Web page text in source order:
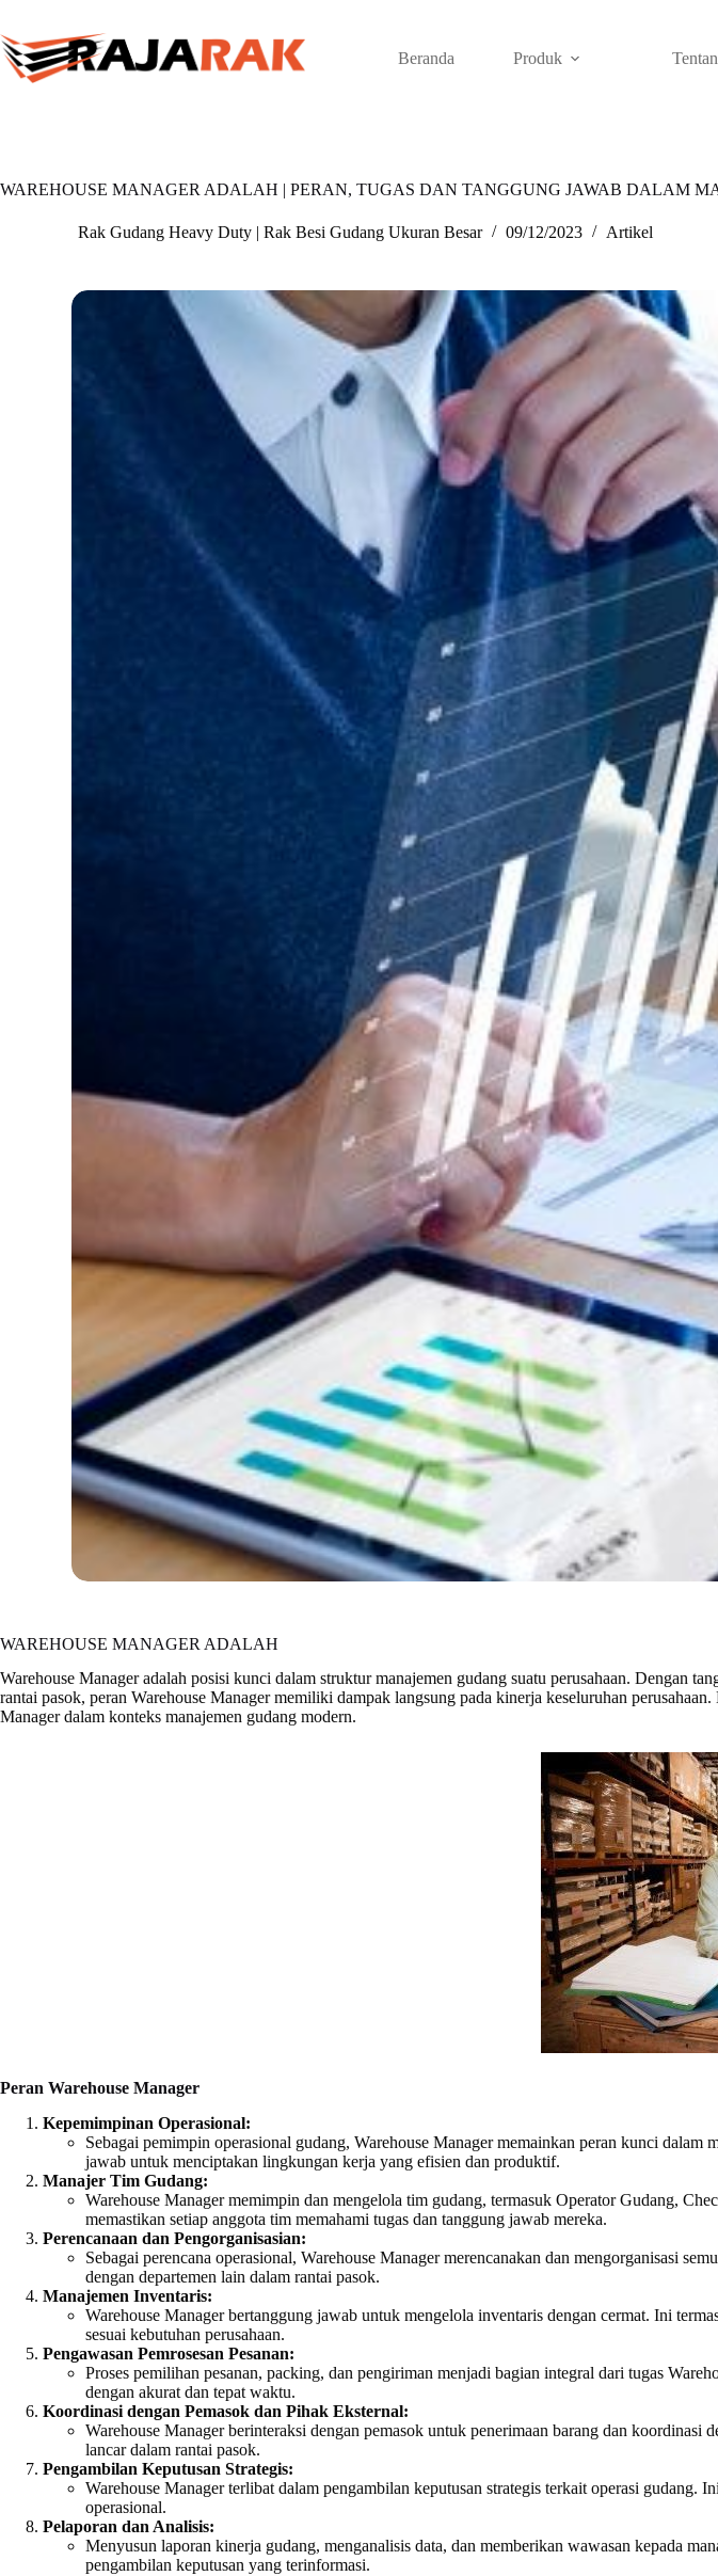
content
Beranda Produk
WAREHOUSE MANAGER ADALAH | PERAN, TUGAS DAN TANGGUNG JAWAB DALAM
Rak Gudang Heavy Duty | Rak Besi Gudang Ukuran Besar 09/12/2023 Artikel
WAREHOUSE MANAGER ADALAH
Warehouse Manager adalah posisi kunci dalam struktur manajemen gudang suatu perusahaan. Dengan
rantai pasok, peran Warehouse Manager memiliki dampak langsung pada kinerja keseluruhan
Manager dalam konteks manajemen gudang modern.
Peran Warehouse Manager
Kepemimpinan Operasional:
Sebagai pemimpin operasional gudang, Warehouse Manager memainkan peran kunci
jawab untuk menciptakan lingkungan kerja yang efisien dan produktif.
Manajer Tim Gudang:
Warehouse Manager memimpin dan mengelola tim gudang, termasuk Operator Gudang,
memastikan setiap anggota tim memahami tugas dan tanggung jawab mereka.
Perencanaan dan Pengorganisasian:
Sebagai perencana operasional, Warehouse Manager merencanakan dan mengorganisasi
dengan departemen lain dalam rantai pasok.
Manajemen Inventaris:
Warehouse Manager bertanggung jawab untuk mengelola inventaris dengan cermat. Ini
sesuai kebutuhan perusahaan.
Pengawasan Pemrosesan Pesanan:
Proses pemilihan pesanan, packing, dan pengiriman menjadi bagian integral dari tugas
dengan akurat dan tepat waktu.
Koordinasi dengan Pemasok dan Pihak Eksternal:
Warehouse Manager berinteraksi dengan pemasok untuk penerimaan barang dan
lancar dalam rantai pasok.
Pengambilan Keputusan Strategis:
Warehouse Manager terlibat dalam pengambilan keputusan strategis terkait operasi
operasional.
Pelaporan dan Analisis:
Menyusun laporan kinerja gudang, menganalisis data, dan memberikan wawasan kepada
pengambilan keputusan yang terinformasi.